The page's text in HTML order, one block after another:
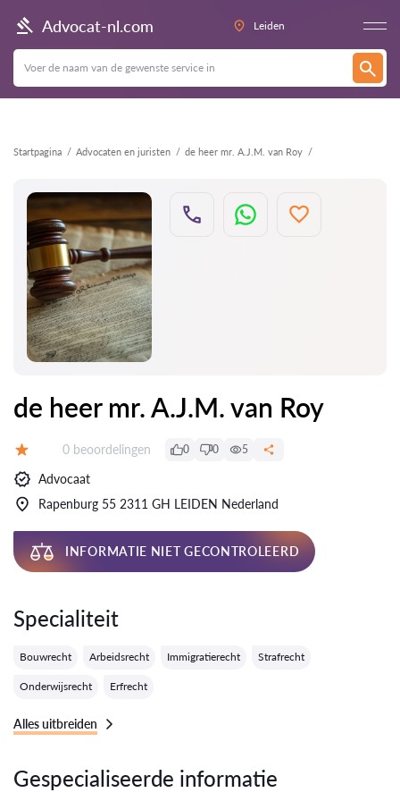
Advocat-nl.com Leiden
Startpagina Advocaten en juristen de heer mr. A.J.M. van Roy
Terug
de heer mr. A.J.M. van Roy
Getuigenissen:
0 beoordelingen 0 0 5
Advocaat
Rapenburg 55 2311 GH LEIDEN Nederland
INFORMATIE NIET GECONTROLEERD
Specialiteit
Bouwrecht Arbeidsrecht Immigratierecht Strafrecht
Onderwijsrecht Erfrecht
Alles uitbreiden
Gespecialiseerde informatie